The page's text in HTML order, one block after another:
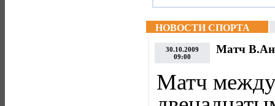
НОВОСТИ СПОРТА
30.10.2009
09:00
Матч
Матч